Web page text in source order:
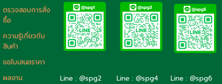
ตรวจสอบการสั่ง
ซื้อ
ความรู้เกี่ยวกับ
สินค้า
ขอใบเสนอราคา
ผลงาน
Line : @spg2
Line : @spg4
Line : @spg6